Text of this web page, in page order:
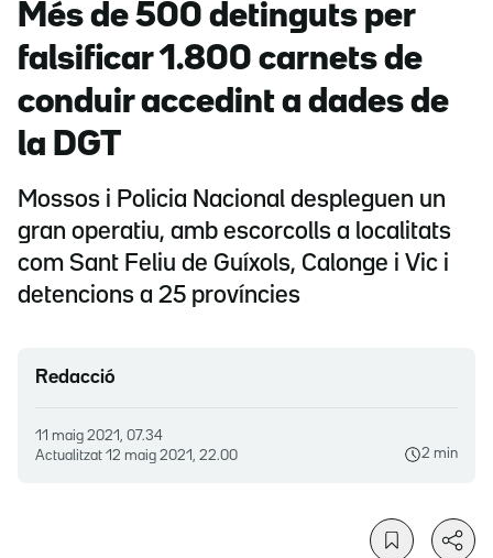
Més de 500 detinguts per
falsificar 1.800 carnets de
conduir accedint a dades de
la DGT
Mossos i Policia Nacional despleguen un
gran operatiu, amb escorcolls a localitats
com Sant Feliu de Guíxols, Calonge i Vic i
detencions a 25 províncies
Redacció
11 maig 2021, 07.34
Actualitzat 12 maig 2021, 22.00 2 min